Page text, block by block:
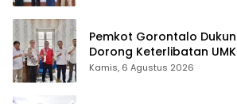
Pemkot Gorontalo
Dorong Keterlibatan
Kamis, 6 Agustus 2026